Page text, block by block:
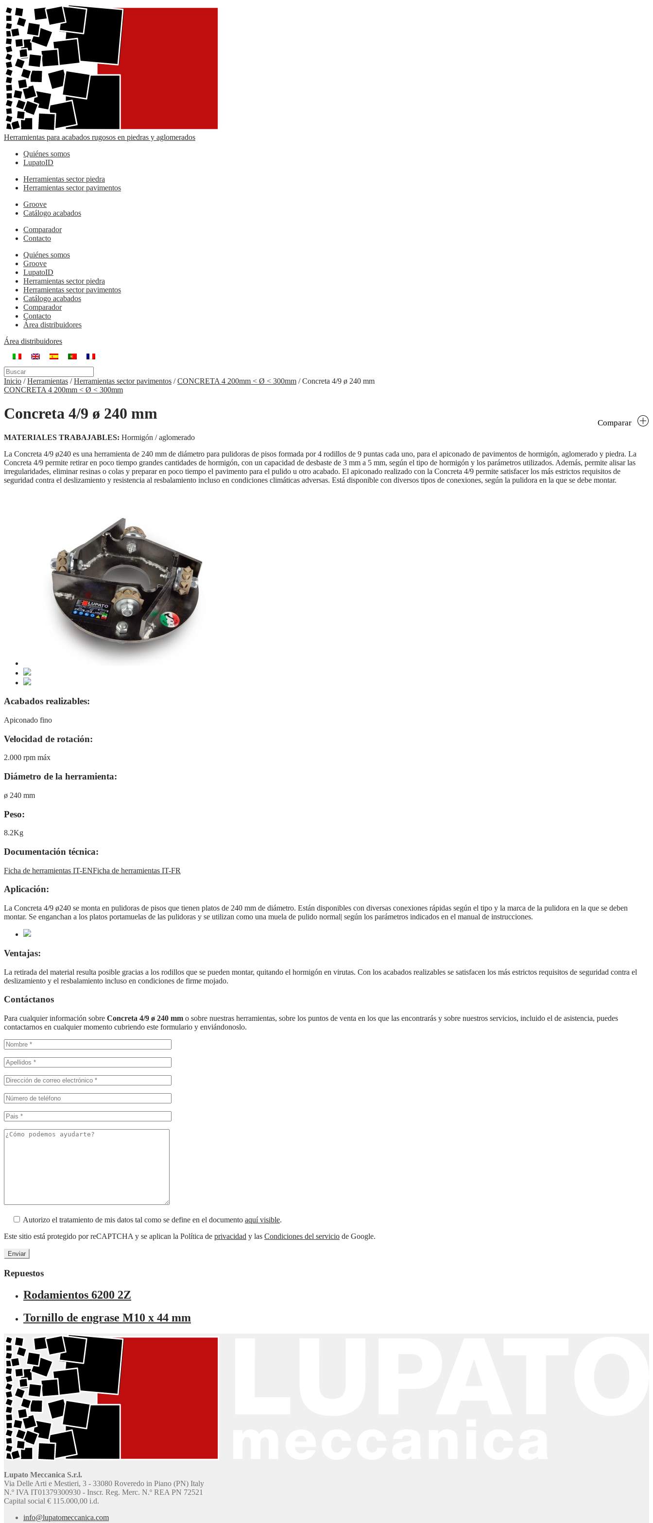
Herramientas para acabados rugosos en piedras y aglomerados
Quiénes somos
LupatoID
Herramientas sector piedra
Herramientas sector pavimentos
Groove
Catálogo acabados
Comparador
Contacto
Quiénes somos
Groove
LupatoID
Herramientas sector piedra
Herramientas sector pavimentos
Catálogo acabados
Comparador
Contacto
Área distribuidores
Área distribuidores
Inicio /Herramientas /Herramientas sector pavimentos /CONCRETA 4 200mm < Ø < 300mm /Concreta 4/9 ø 240 mm
CONCRETA 4 200mm < Ø < 300mm
Concreta 4/9 ø 240 mm
Comparar
MATERIALES TRABAJABLES: Hormigón / aglomerado
La Concreta 4/9 ø240 es una herramienta de 240 mm de diámetro para pulidoras de pisos formada por 4 rodillos de 9 puntas cada uno, para el apiconado de pavimentos de hormigón, aglomerado y piedra. La
Concreta 4/9 permite retirar en poco tiempo grandes cantidades de hormigón, con un capacidad de desbaste de 3 mm a 5 mm, según el tipo de hormigón y los parámetros utilizados. Además, permite alisar las
irregularidades, eliminar resinas o colas y preparar en poco tiempo el pavimento para el pulido u otro acabado. El apiconado realizado con la Concreta 4/9 permite satisfacer los más estrictos requisitos de
seguridad contra el deslizamiento y resistencia al resbalamiento incluso en condiciones climáticas adversas. Está disponible con diversos tipos de conexiones, según la pulidora en la que se debe montar.
Acabados realizables:
Apiconado fino
Velocidad de rotación:
2.000 rpm máx
Diámetro de la herramienta:
ø 240 mm
Peso:
8.2Kg
Documentación técnica:
Ficha de herramientas IT-ENFicha de herramientas IT-FR
Aplicación:
La Concreta 4/9 ø240 se monta en pulidoras de pisos que tienen platos de 240 mm de diámetro. Están disponibles con diversas conexiones rápidas según el tipo y la marca de la pulidora en la que se deben
montar. Se enganchan a los platos portamuelas de las pulidoras y se utilizan como una muela de pulido normal| según los parámetros indicados en el manual de instrucciones.
Ventajas:
La retirada del material resulta posible gracias a los rodillos que se pueden montar, quitando el hormigón en virutas. Con los acabados realizables se satisfacen los más estrictos requisitos de seguridad contra el
deslizamiento y el resbalamiento incluso en condiciones de firme mojado.
Contáctanos
Para cualquier información sobre Concreta 4/9 ø 240 mm o sobre nuestras herramientas, sobre los puntos de venta en los que las encontrarás y sobre nuestros servicios, incluido el de asistencia, puedes
contactarnos en cualquier momento cubriendo este formulario y enviándonoslo.
Autorizo el tratamiento de mis datos tal como se define en el documento aquí visible.
Este sitio está protegido por reCAPTCHA y se aplican la Política de privacidad y las Condiciones del servicio de Google.
Repuestos
Rodamientos 6200 2Z
Tornillo de engrase M10 x 44 mm
Lupato Meccanica S.r.l.
Via Delle Arti e Mestieri, 3 - 33080 Roveredo in Piano (PN) Italy
N.º IVA IT01379300930 - Inscr. Reg. Merc. N.º REA PN 72521
Capital social € 115.000,00 i.d.
info@lupatomeccanica.com